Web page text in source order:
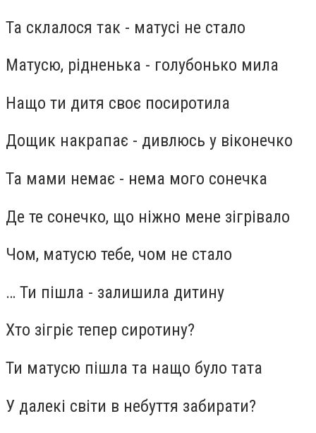
Та склалося так - матусі не стало
Матусю, рідненька - голубонько мила
Нащо ти дитя своє посиротила
Дощик накрапає - дивлюсь у віконечко
Та мами немає - нема мого сонечка
Де те сонечко, що ніжно мене зігрівало
Чом, матусю тебе, чом не стало
… Ти пішла - залишила дитину
Хто зігріє тепер сиротину?
Ти матусю пішла та нащо було тата
У далекі світи в небуття забирати?